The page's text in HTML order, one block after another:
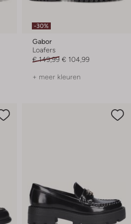
-30%
Gabor
Loafers
€ 149,99 € 104,99
+ meer kleuren